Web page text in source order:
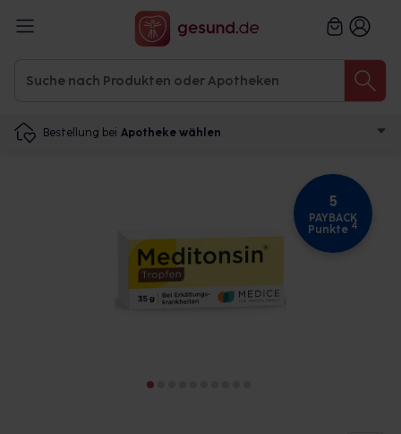
Bestellung bei Apotheke wählen
5
PAYBACK
Punkte 4